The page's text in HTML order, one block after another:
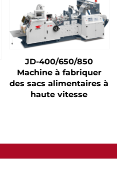
JD-400/650/850
Machine à fabriquer
des sacs alimentaires à
haute vitesse